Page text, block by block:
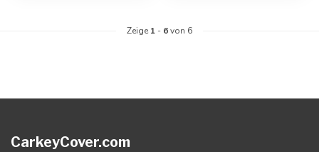
Zeige 1 - 6von 6
CarkeyCover.com